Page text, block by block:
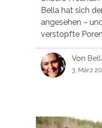
Bella hat sich
angesehen –
verstopfte
Von
3. März